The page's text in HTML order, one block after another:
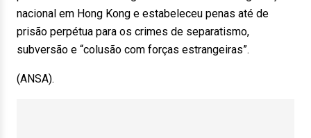
nacional em Hong Kong e estabeleceu penas até de
prisão perpétua para os crimes de separatismo,
subversão e “colusão com forças estrangeiras”.
(ANSA).